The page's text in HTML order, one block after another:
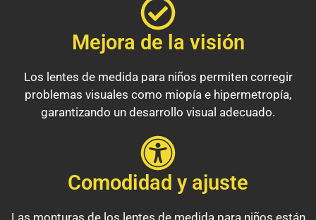
Mejora de la visión
Los lentes de medida para niños permiten corregir
problemas visuales como miopía e hipermetropía,
garantizando un desarrollo visual adecuado.
Comodidad y ajuste